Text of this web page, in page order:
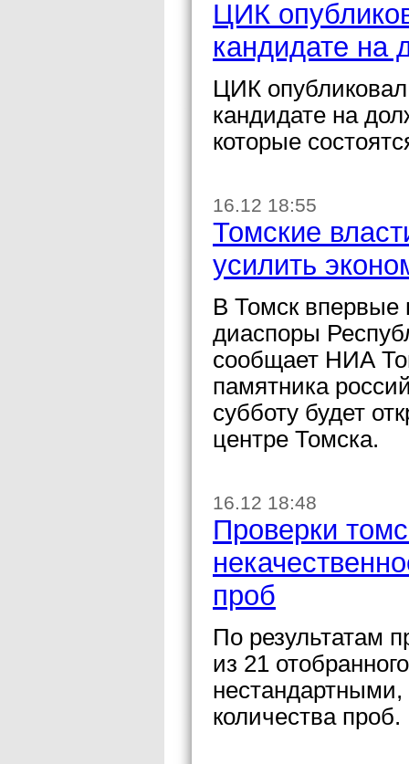
ЦИК
кандидате на
ЦИК
кандидате на
которые
16.12 18:55
Томские
усилить
В Томск впервые
диаспоры
сообщает НИА
памятника
субботу будет
центре Томска.
16.12 18:48
Проверки
проб
По результатам
из 21
нестандартными,
количества проб.